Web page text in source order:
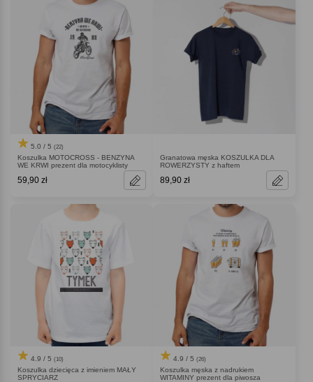
5.0 / 5 (22)
Koszulka MOTOCROSS - BENZYNA
WE KRWI prezent dla motocyklisty
59,90 zł
Granatowa męska KOSZULKA DLA
ROWERZYSTY z haftem
89,90 zł
4.9 / 5 (10)
Koszulka dziecięca z imieniem MAŁY
SPRYCIARZ
4.9 / 5 (26)
Koszulka męska z nadrukiem
WITAMINY prezent dla piwosza